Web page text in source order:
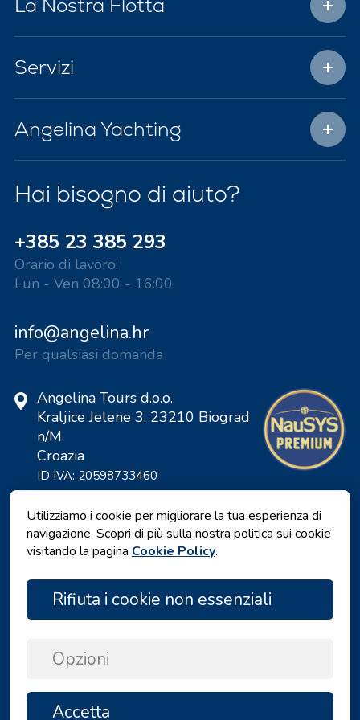
La Nostra Flotta
Servizi
Angelina Yachting
Hai bisogno di aiuto?
+385 23 385 293
Orario di lavoro:
Lun - Ven 08:00 - 16:00
info@angelina.hr
Per qualsiasi domanda
Angelina Tours d.o.o.
Kraljice Jelene 3, 23210 Biograd
n/M
Croazia
ID IVA: 20598733460
ID: HR-AB-23-060130534, MB:
0650676
Informativa sulla privacy
Utilizziamo i cookie per migliorare la tua esperienza di
navigazione. Scopri di più sulla nostra politica sui cookie
visitando la pagina Cookie Policy.
Rifiuta i cookie non essenziali
Opzioni
Accetta